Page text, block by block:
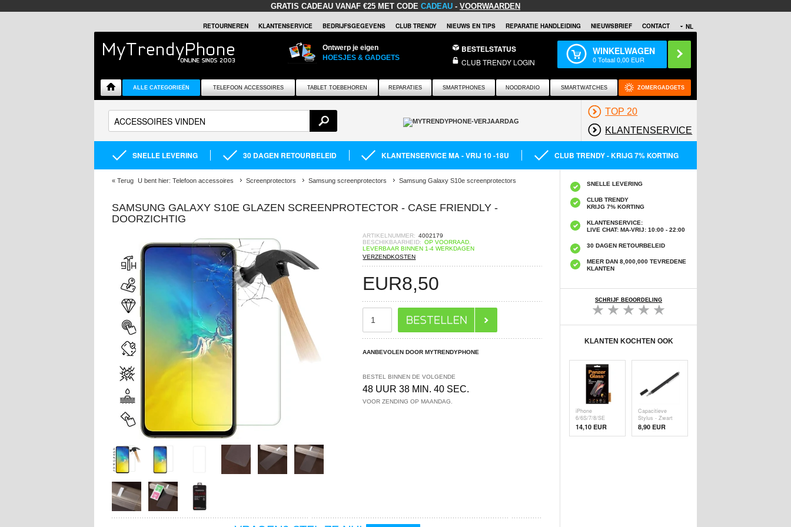
GRATIS CADEAU VANAF €25 MET CODE CADEAU - VOORWAARDEN
NL
RETOURNEREN KLANTENSERVICE BEDRIJFSGEGEVENS CLUB TRENDY NIEUWS EN TIPS REPARATIE HANDLEIDING NIEUWSBRIEF CONTACT
Ontwerp je eigen
HOESJES & GADGETS
BESTELSTATUS
CLUB TRENDY LOGIN
WINKELWAGEN
0Totaal0,00 EUR
ALLE CATEGORIEËN TELEFOON ACCESSOIRES TABLET TOEBEHOREN REPARATIES SMARTPHONES NOODRADIO SMARTWATCHES ZOMERGADGETS
TOP 20
KLANTENSERVICE
SNELLE LEVERING 30 DAGEN RETOURBELEID KLANTENSERVICE MA - VRIJ 10 -18U CLUB TRENDY - KRIJG 7% KORTING
« Terug U bent hier: Telefoon accessoires Screenprotectors Samsung screenprotectors Samsung Galaxy S10e screenprotectors
SAMSUNG GALAXY S10E GLAZEN SCREENPROTECTOR - CASE FRIENDLY -
DOORZICHTIG
ARTIKELNUMMER: 4002179
BESCHIKBAARHEID: OP VOORRAAD.
LEVERBAAR BINNEN 1-4 WERKDAGEN
VERZENDKOSTEN
EUR8,50
AANBEVOLEN DOOR MYTRENDYPHONE
BESTEL BINNEN DE VOLGENDE
48 UUR 38 MIN. 39 SEC.
VOOR ZENDING OP MAANDAG.
SNELLE LEVERING
CLUB TRENDY
KRIJG 7% KORTING
KLANTENSERVICE:
LIVE CHAT: MA-VRIJ: 10:00 - 22:00
30 DAGEN RETOURBELEID
MEER DAN 8,000,000 TEVREDENE
KLANTEN
SCHRIJF BEOORDELING
KLANTEN KOCHTEN OOK
iPhone
6/6S/7/8/SE
(2020)/SE (
14,10 EUR
Capacitieve
Stylus - Zwart
8,90 EUR